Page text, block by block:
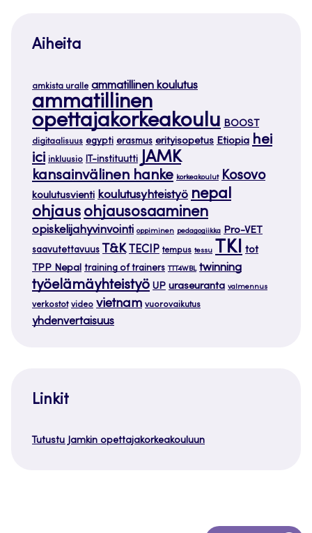
Aiheita
amkista uralle ammatillinen koulutus
ammatillinen
opettajakorkeakoulu BOOST
digitaalisuus egypti erasmus erityisopetus Etiopia hei
ici inkluusio IT-instituutti JAMK
kansainvälinen hanke korkeakoulut Kosovo
koulutusvienti koulutusyhteistyö nepal
ohjaus ohjausosaaminen
opiskelijahyvinvointi oppiminen pedagogiikka Pro-VET
saavutettavuus T&K TECIP tempus tessu TKI tot
TPP Nepal training of trainers TTT4WBL twinning
työelämäyhteistyö UP uraseuranta valmennus
verkostot video vietnam vuorovaikutus
yhdenvertaisuus
Linkit
Tutustu Jamkin opettajakorkeakouluun